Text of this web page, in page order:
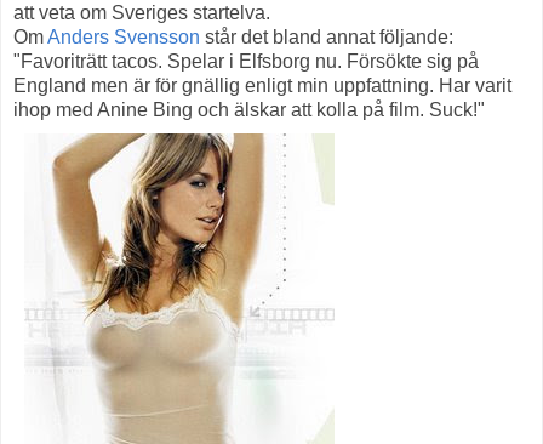
att veta om Sveriges startelva.
OmAnders Svensson står det bland annat följande:
"Favoriträtt tacos. Spelar i Elfsborg nu. Försökte sig på
England men är för gnällig enligt min uppfattning. Har varit
ihop med Anine Bing och älskar att kolla på film. Suck!"